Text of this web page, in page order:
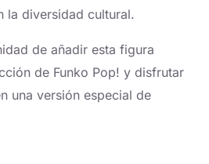
la diversidad cultural.
de añadir esta figura
de Funko Pop! y disfrutar
una versión especial de